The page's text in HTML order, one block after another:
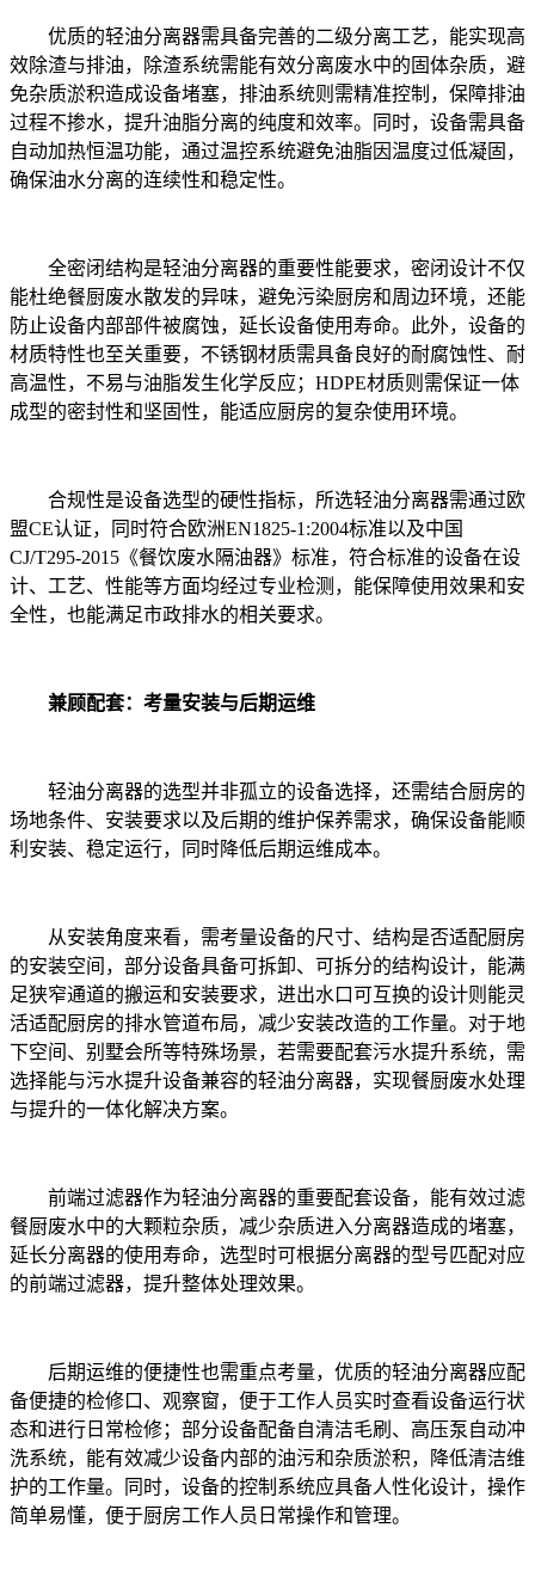
优质的轻油分离器需具备完善的二级分离工艺，能实现高
效除渣与排油，除渣系统需能有效分离废水中的固体杂质，避
免杂质淤积造成设备堵塞，排油系统则需精准控制，保障排油
过程不掺水，提升油脂分离的纯度和效率。同时，设备需具备
自动加热恒温功能，通过温控系统避免油脂因温度过低凝固，
确保油水分离的连续性和稳定性。
全密闭结构是轻油分离器的重要性能要求，密闭设计不仅
能杜绝餐厨废水散发的异味，避免污染厨房和周边环境，还能
防止设备内部部件被腐蚀，延长设备使用寿命。此外，设备的
材质特性也至关重要，不锈钢材质需具备良好的耐腐蚀性、耐
高温性，不易与油脂发生化学反应；HDPE材质则需保证一体
成型的密封性和坚固性，能适应厨房的复杂使用环境。
合规性是设备选型的硬性指标，所选轻油分离器需通过欧
盟CE认证，同时符合欧洲EN1825-1:2004标准以及中国
CJ/T295-2015《餐饮废水隔油器》标准，符合标准的设备在设
计、工艺、性能等方面均经过专业检测，能保障使用效果和安
全性，也能满足市政排水的相关要求。
兼顾配套：考量安装与后期运维
轻油分离器的选型并非孤立的设备选择，还需结合厨房的
场地条件、安装要求以及后期的维护保养需求，确保设备能顺
利安装、稳定运行，同时降低后期运维成本。
从安装角度来看，需考量设备的尺寸、结构是否适配厨房
的安装空间，部分设备具备可拆卸、可拆分的结构设计，能满
足狭窄通道的搬运和安装要求，进出水口可互换的设计则能灵
活适配厨房的排水管道布局，减少安装改造的工作量。对于地
下空间、别墅会所等特殊场景，若需要配套污水提升系统，需
选择能与污水提升设备兼容的轻油分离器，实现餐厨废水处理
与提升的一体化解决方案。
前端过滤器作为轻油分离器的重要配套设备，能有效过滤
餐厨废水中的大颗粒杂质，减少杂质进入分离器造成的堵塞，
延长分离器的使用寿命，选型时可根据分离器的型号匹配对应
的前端过滤器，提升整体处理效果。
后期运维的便捷性也需重点考量，优质的轻油分离器应配
备便捷的检修口、观察窗，便于工作人员实时查看设备运行状
态和进行日常检修；部分设备配备自清洁毛刷、高压泵自动冲
洗系统，能有效减少设备内部的油污和杂质淤积，降低清洁维
护的工作量。同时，设备的控制系统应具备人性化设计，操作
简单易懂，便于厨房工作人员日常操作和管理。